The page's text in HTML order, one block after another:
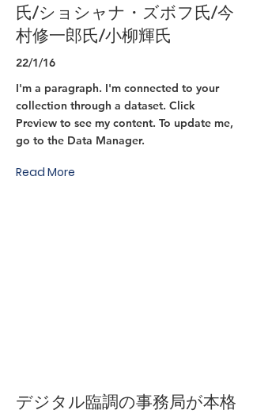
氏/ショシャナ・ズボフ氏/今
村修一郎氏/小柳輝氏
22/1/16
I'm a paragraph. I'm connected to your
collection through a dataset. Click
Preview to see my content. To update me,
go to the Data Manager.
Read More
デジタル臨調の事務局が本格